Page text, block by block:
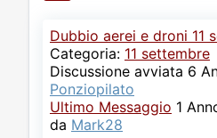
Dubbio aerei e droni 11
Categoria: 11 settembre
Discussione avviata 6
Ponziopilato
Ultimo Messaggio 1
da Mark28